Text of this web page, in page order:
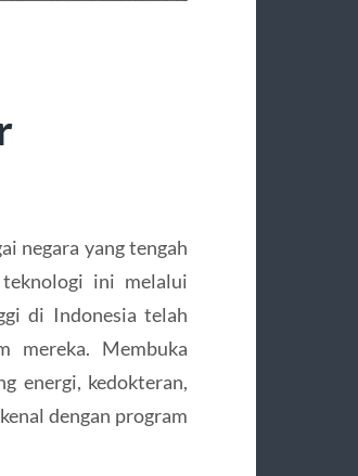
negara yang tengah
teknologi ini melalui
di Indonesia telah
mereka. Membuka
energi, kedokteran,
dengan program